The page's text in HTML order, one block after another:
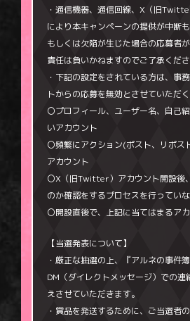
・通信機器、通信回線、X（旧
により本キャンペーンの提供が中断
もしくは欠陥が生じた場合の応募者
責任は負いかねますのでご了承くださ
・下記の設定をされている方は、事
トからの応募を無効とさせていただ
〇プロフィール、ユーザー名、自己
いアカウント
〇頻繁にアクション(ポスト、リポス
アカウント
〇X（旧Twitter）アカウント開設後
のか確認をするプロセスを行ってい
〇開設直後で、上記に当てはまるア
【当選発表について】
・厳正な抽選の上、『アルネの事
DM（ダイレクトメッセージ）での
えさせていただきます。
・賞品を発送するために、ご当選者